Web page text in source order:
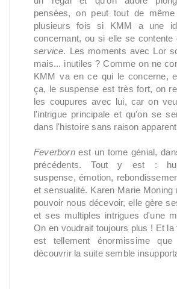
pensées, on peut tout de
plusieurs fois si KMM a une
concernant, ou si elle se
service. Les moments avec Lor
mais... inutiles ? Comme on ne
KMM va en ce qui le concerne,
ça, le suspense est très fort, on
les coupures avec lui, car on
l'intrigue principale et qu'on se
dans l'histoire sans raison
Feverbornest un tome génial,
précédents. Tout y est :
suspense, émotion,
et sensualité. Karen Marie Moning
pouvoir nous décevoir, elle gère
et ses multiples intrigues d'une
On en voudrait toujours plus ! Et la
est tellement énormissime que
découvrir la suite semble